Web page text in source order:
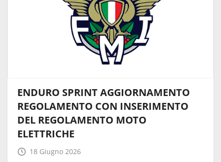
ENDURO SPRINT AGGIORNAMENTO
REGOLAMENTO CON INSERIMENTO
DEL REGOLAMENTO MOTO
ELETTRICHE
18 Giugno 2026